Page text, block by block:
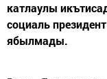
катлаулы
социаль
ябылмады.